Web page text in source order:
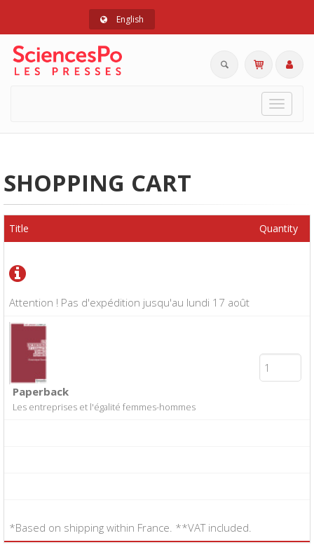
English
Toggle
SHOPPING CART
Attention ! Pas d'expédition jusqu'au lundi 17 août
Title Quantity
Paperback
Les entreprises et l'égalité femmes-hommes
*Based on shipping within France. **VAT included.